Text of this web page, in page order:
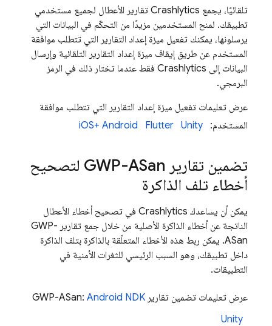
تلقائيًا، يجمع Crashlytics تقارير الأعطال لجميع مستخدمي
تطبيقك. لمنح المستخدمين مزيدًا من التحكّم في البيانات التي
يرسلونها، يمكنك تفعيل ميزة إعداد التقارير التي تتطلب موافقة
المستخدم عن طريق إيقاف ميزة إعداد التقارير التلقائية وإرسال
البيانات إلى Crashlytics فقط عندما تختار ذلك في الرمز
البرمجي.
عرض تعليمات تفعيل ميزة إعداد التقارير التي تتطلب موافقة
المستخدم:
iOS+ Android Flutter Unity
تضمين تقارير GWP-ASan لتصحيح
أخطاء تلف الذاكرة
يمكن أن يساعدك Crashlytics في تصحيح أخطاء الأعطال
الناتجة عن أخطاء الذاكرة الأصلية من خلال جمع تقارير GWP-
ASan. يمكن ربط هذه الأخطاء المتعلّقة بالذاكرة بتلف الذاكرة
داخل تطبيقك، وهو السبب الرئيسي للثغرات الأمنية في
التطبيقات.
عرض تعليمات تضمين تقارير GWP-ASan: Android NDK
Unity